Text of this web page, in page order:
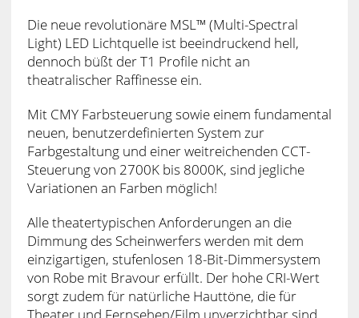
Die neue revolutionäre MSL™ (Multi-Spectral
Light) LED Lichtquelle ist beeindruckend hell,
dennoch büßt der T1 Profile nicht an
theatralischer Raffinesse ein.
Mit CMY Farbsteuerung sowie einem fundamental
neuen, benutzerdefinierten System zur
Farbgestaltung und einer weitreichenden CCT-
Steuerung von 2700K bis 8000K, sind jegliche
Variationen an Farben möglich!
Alle theatertypischen Anforderungen an die
Dimmung des Scheinwerfers werden mit dem
einzigartigen, stufenlosen 18-Bit-Dimmersystem
von Robe mit Bravour erfüllt. Der hohe CRI-Wert
sorgt zudem für natürliche Hauttöne, die für
Theater und Fernsehen/Film unverzichtbar sind.